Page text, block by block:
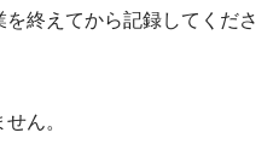
終えてから記録してくださ
ん。